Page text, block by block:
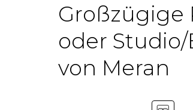
Großzügige
oder
von Meran